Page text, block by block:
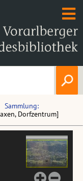
Sammlung:
Dorfzentrum]